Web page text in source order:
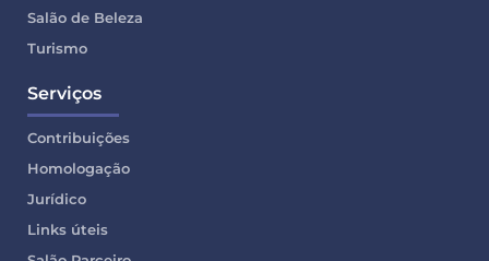
Salão de Beleza
Turismo
Serviços
Contribuições
Homologação
Jurídico
Links úteis